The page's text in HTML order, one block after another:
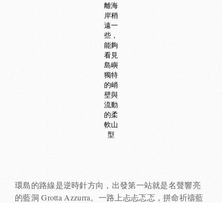
離海
岸稍
遠一
些，
能夠
看見
島嶼
獨特
的峭
壁與
流動
的柔
軟山
型
環島的路線是逆時針方向，出發第一站就是名聲響亮
的藍洞 Grotta Azzurra。一路上忐忐忑忑，拼命祈禱藍